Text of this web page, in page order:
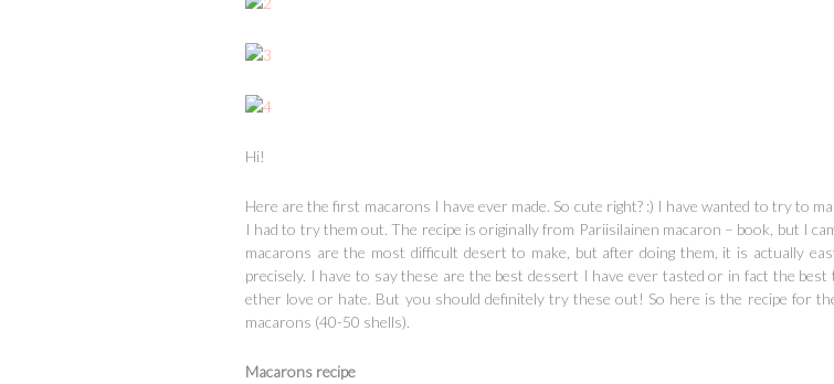
Hi!
Here are the first macarons I have ever made. So cute right? :) I have wanted to try to
I had to try them out. The recipe is originally from Pariisilainen macaron – book, but I
macarons are the most difficult desert to make, but after doing them, it is actually
precisely. I have to say these are the best dessert I have ever tasted or in fact the
ether love or hate. But you should definitely try these out! So here is the recipe for
macarons (40-50 shells).
Macarons recipe